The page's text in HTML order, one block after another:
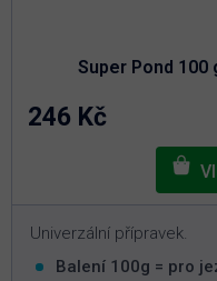
Super Pond
246 Kč
Univerzální přípravek.
Balení 100g = pro